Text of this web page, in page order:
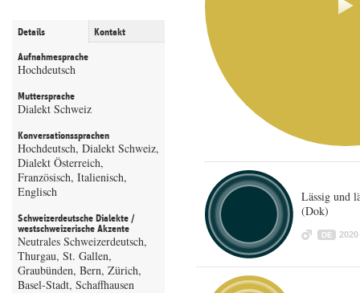
Details Kontakt
Aufnahmesprache
Hochdeutsch
Muttersprache
Dialekt Schweiz
Konversationssprachen
Hochdeutsch, Dialekt Schweiz,
Dialekt Österreich,
Französisch, Italienisch,
Englisch
Schweizerdeutsche Dialekte /
westschweizerische Akzente
Neutrales Schweizerdeutsch,
Thurgau, St. Gallen,
Graubünden, Bern, Zürich,
Basel-Stadt, Schaffhausen
Lässig und
(Dok)
DE 2020